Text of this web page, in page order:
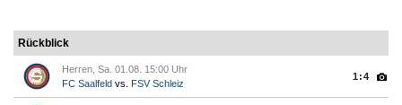
Rückblick
Herren, Sa. 01.08. 15:00 Uhr
FC Saalfeld vs. FSV Schleiz
1:4